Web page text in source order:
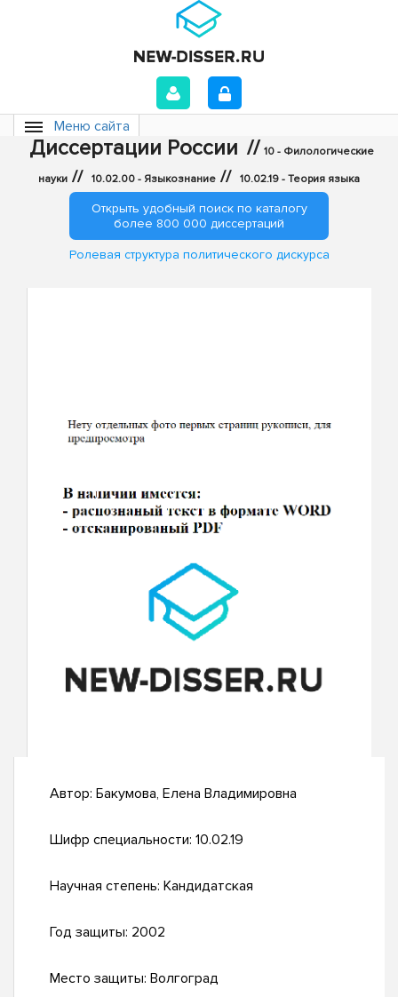
Меню сайта
Диссертации России // 10 - Филологические
науки // 10.02.00 - Языкознание // 10.02.19 - Теория языка
Открыть удобный поиск по каталогу
более 800 000 диссертаций
Ролевая структура политического дискурса
Автор: Бакумова, Елена Владимировна
Шифр специальности: 10.02.19
Научная степень: Кандидатская
Год защиты: 2002
Место защиты: Волгоград